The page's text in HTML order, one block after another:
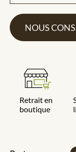
NOUS
Retrait en
boutique